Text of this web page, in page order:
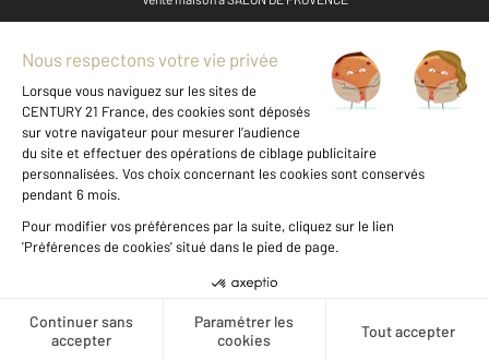
Créer une alerte
Vente maison à MARTIGUES
Vente maison à MIRAMAS
Vente maison à ISTRES
Vente maison à RAPHELE LES ARLES
Vente maison à ST MARTIN DE CRAU
Vente maison à ORGON
Vente maison à EYRAGUES
Voir les prix au m2 de cette
zone